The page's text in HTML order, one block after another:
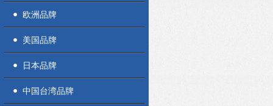
欧洲品牌
美国品牌
日本品牌
中国台湾品牌